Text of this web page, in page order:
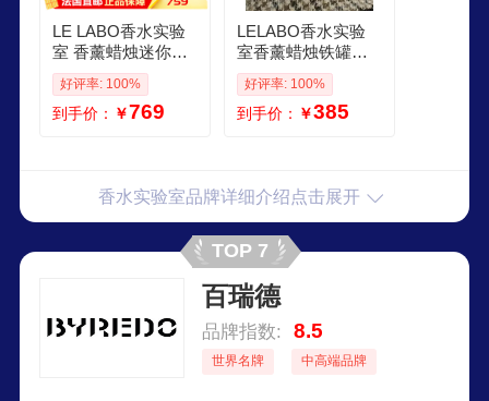
LE LABO香水实验
室 香薰蜡烛迷你套
装3x566g 3x 566g
好评率: 100%
到手价： ￥769
LELABO香水实验
室香薰蜡烛铁罐檀
香玻璃瓶节日礼物
男士女士款 铁罐17
海洋195g
好评率: 100%
到手价： ￥385
香水实验室品牌详细介绍点击展开
TOP 7
百瑞德
品牌指数: 8.5
世界名牌 中高端品牌